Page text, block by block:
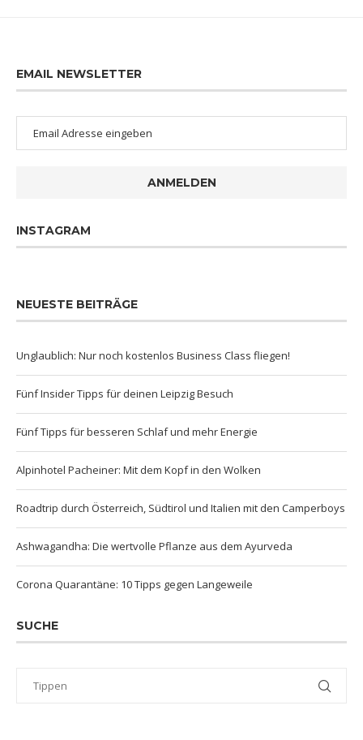
EMAIL NEWSLETTER
ANMELDEN
INSTAGRAM
NEUESTE BEITRÄGE
Unglaublich: Nur noch kostenlos Business Class fliegen!
Fünf Insider Tipps für deinen Leipzig Besuch
Fünf Tipps für besseren Schlaf und mehr Energie
Alpinhotel Pacheiner: Mit dem Kopf in den Wolken
Roadtrip durch Österreich, Südtirol und Italien mit den Camperboys
Ashwagandha: Die wertvolle Pflanze aus dem Ayurveda
Corona Quarantäne: 10 Tipps gegen Langeweile
SUCHE